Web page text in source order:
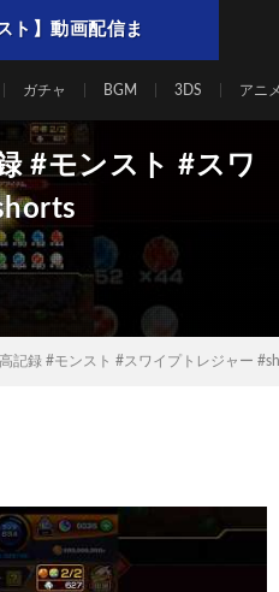
ト】動画配信ま
ガチャ BGM 3DS アニ
#モンスト #スワ
記録 #モンスト #スワイプトレジャー